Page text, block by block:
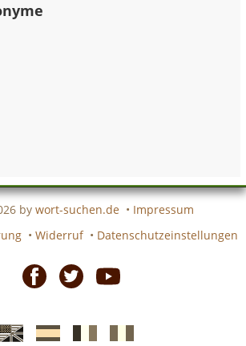
by wort-suchen.de • Impressum
• Widerruf • Datenschutzeinstellungen